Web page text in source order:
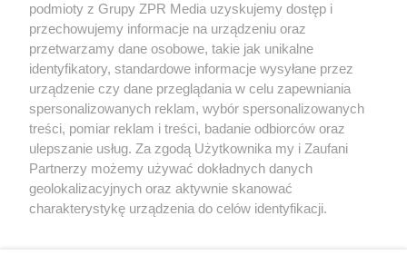
rozpowszechniany lub dalej rozpowszechniany w jakikolwiek sposób (w
tym także elektroniczny lub mechaniczny) na jakimkolwiek polu
eksploatacji w jakiejkolwiek formie, włącznie z umieszczaniem w
Internecie bez pisemnej zgody właściciela praw. Jakiekolwiek użycie lub
wykorzystanie utworów w całości lub w części z naruszeniem prawa,
tzn. bez właściwej zgody, jest zabronione pod groźbą kary i może być
ścigane prawnie.
podmioty z Grupy ZPR Media uzyskujemy dostęp i
przechowujemy informacje na urządzeniu oraz
przetwarzamy dane osobowe, takie jak unikalne
identyfikatory, standardowe informacje wysyłane przez
urządzenie czy dane przeglądania w celu zapewniania
spersonalizowanych reklam, wybór spersonalizowanych
treści, pomiar reklam i treści, badanie odbiorców oraz
ulepszanie usług. Za zgodą Użytkownika my i Zaufani
Partnerzy możemy używać dokładnych danych
geolokalizacyjnych oraz aktywnie skanować
charakterystykę urządzenia do celów identyfikacji.